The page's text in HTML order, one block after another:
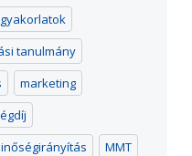
tanulmány
marketing
MMT